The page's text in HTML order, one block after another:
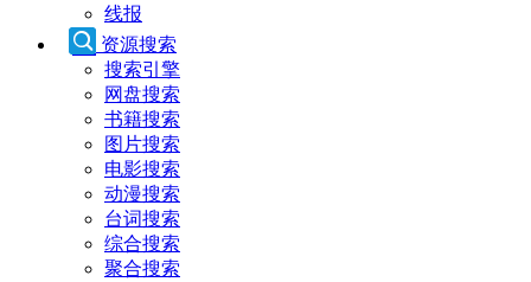
线报
资源搜索
搜索引擎
网盘搜索
书籍搜索
图片搜索
电影搜索
动漫搜索
台词搜索
综合搜索
聚合搜索